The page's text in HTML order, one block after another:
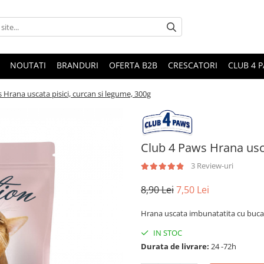
NOUTATI BRANDURI OFERTA B2B CRESCATORI CLUB 4
Hrana uscata pisici, curcan si legume, 300g
Club 4 Paws Hrana
3 Review-uri
8,90 Lei7,50 Lei
Hrana uscata imbunatatita cu
IN STOC
Durata de livrare: 24 -72h